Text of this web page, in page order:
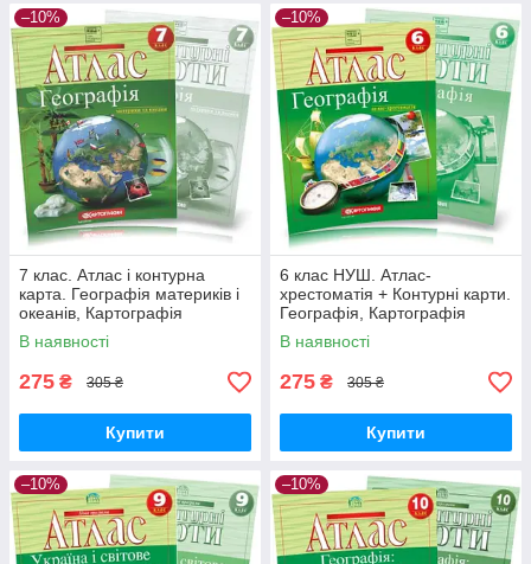
–10%
7 клас. Атлас і контурна
карта. Географія материків і
океанів, Картографія
В наявності
275 ₴ 305 ₴
Купити
–10%
6 клас НУШ. Атлас-
хрестоматія + Контурні карти.
Географія, Картографія
В наявності
275 ₴ 305 ₴
Купити
–10% –10%